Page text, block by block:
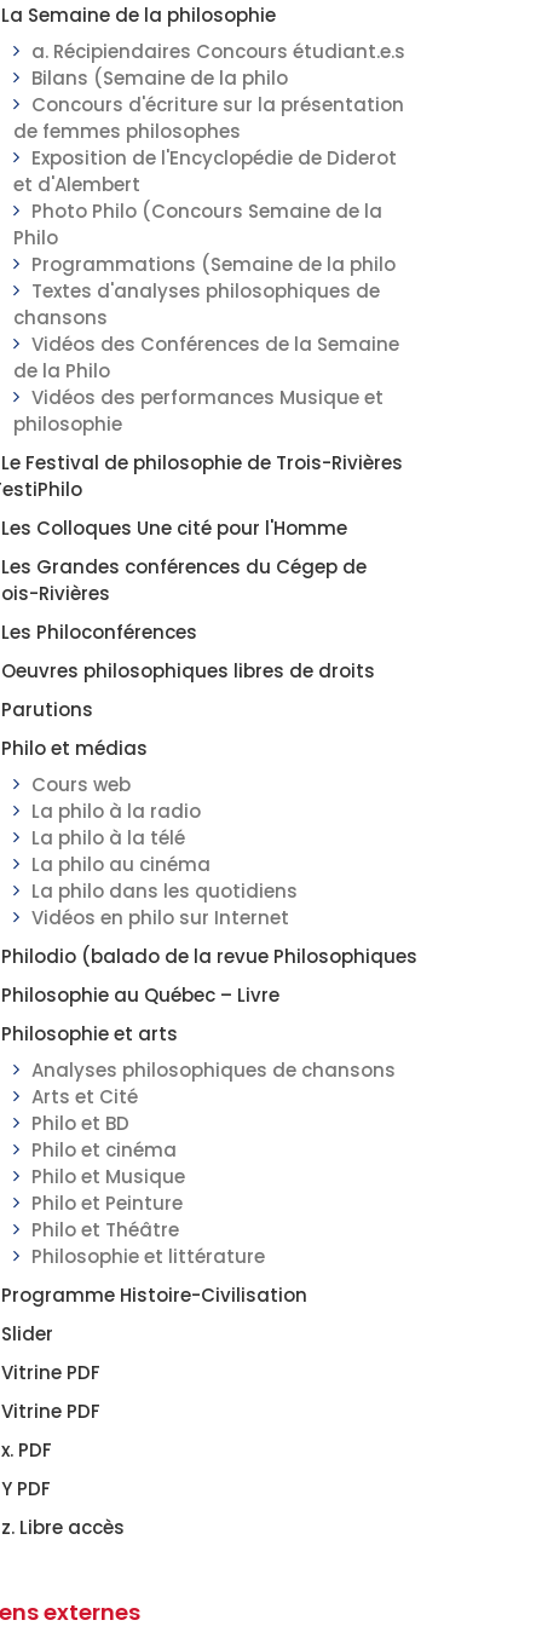
La Semaine de la philosophie
a. Récipiendaires Concours étudiant.e.s
Bilans (Semaine de la philo
Concours d'écriture sur la présentation
de femmes philosophes
Exposition de l'Encyclopédie de Diderot
et d'Alembert
Photo Philo (Concours Semaine de la
Philo
Programmations (Semaine de la philo
Textes d'analyses philosophiques de
chansons
Vidéos des Conférences de la Semaine
de la Philo
Vidéos des performances Musique et
philosophie
Le Festival de philosophie de Trois-Rivières
Les Colloques Une cité pour l'Homme
Les Grandes conférences du Cégep de
Rivières
Les Philoconférences
Oeuvres philosophiques libres de droits
Parutions
Philo et médias
Cours web
La philo à la radio
La philo à la télé
La philo au cinéma
La philo dans les quotidiens
Vidéos en philo sur Internet
Philodio (balado de la revue Philosophiques
Philosophie au Québec – Livre
Philosophie et arts
Analyses philosophiques de chansons
Arts et Cité
Philo et BD
Philo et cinéma
Philo et Musique
Philo et Peinture
Philo et Théâtre
Philosophie et littérature
Programme Histoire-Civilisation
Slider
Vitrine PDF
Vitrine PDF
x. PDF
Y PDF
z. Libre accès
externes